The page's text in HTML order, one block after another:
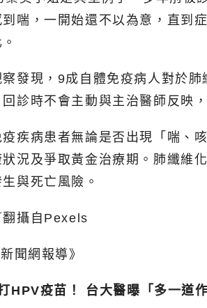
喘，一開始還不以為意，直到
發現，9成自體免疫病人對於
診時不會主動與主治醫師反映
疾病患者無論是否出現「喘、
況及爭取黃金治療期。肺纖維
與死亡風險。
翻攝自Pexels
聞網報導》
HPV疫苗！ 台大醫曝「多一道